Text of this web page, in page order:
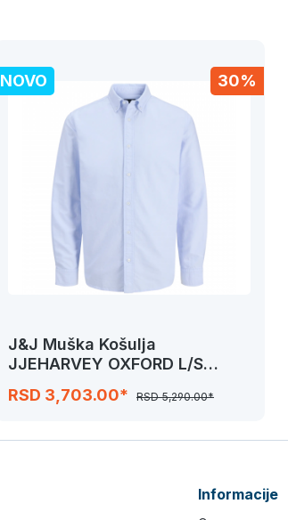
30%
NOVO
J&J Muška Košulja
JJEHARVEY OXFORD L/S
RSD 3,703.00* RSD 5,290.00*
Informacije